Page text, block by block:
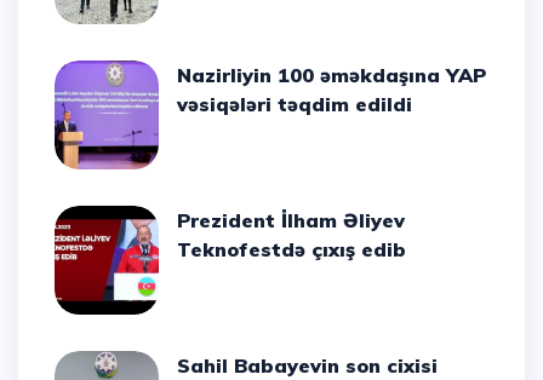
Nazirliyin 100 əməkdaşına YAP
vəsiqələri təqdim edildi
Prezident İlham Əliyev
Teknofestdə çıxış edib
Sahil Babayevin son cixisi